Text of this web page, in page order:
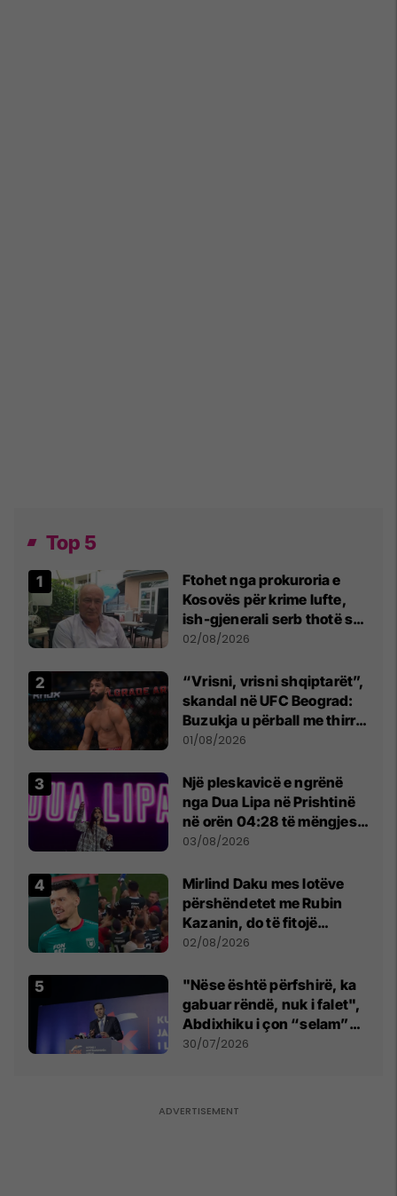
Top 5
Ftohet nga prokuroria e
Kosovës për krime lufte,
ish-gjenerali serb thotë se
dikush e tradhtoi në
02/08/2026
“Vrisni, vrisni shqiptarët”,
skandal në UFC Beograd:
Buzukja u përball me thirrje
anti-shqiptare nga
01/08/2026
Një pleskavicë e ngrënë
nga Dua Lipa në Prishtinë
në orën 04:28 të mëngjesit
- dhe bota digjitale serbe
03/08/2026
Mirlind Daku mes lotëve
përshëndetet me Rubin
Kazanin, do të fitojë
miliona te Spartak Moska
02/08/2026
"Nëse është përfshirë, ka
gabuar rëndë, nuk i falet",
Abdixhiku i çon “selam”
Përparim Ramës
30/07/2026